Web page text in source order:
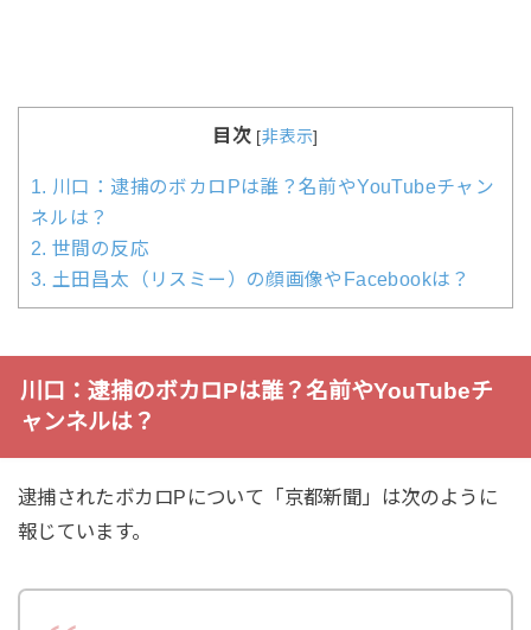
目次 [非表示]
1. 川口：逮捕のボカロPは誰？名前やYouTubeチャン
ネルは？
2. 世間の反応
3. 土田昌太（リスミー）の顔画像やFacebookは？
川口：逮捕のボカロPは誰？名前やYouTubeチ
ャンネルは？
逮捕されたボカロPについて「京都新聞」は次のように
報じています。